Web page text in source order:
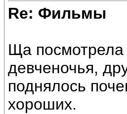
Re: Фильмы
Ща посмотрела
девченочья,
поднялось
хороших.